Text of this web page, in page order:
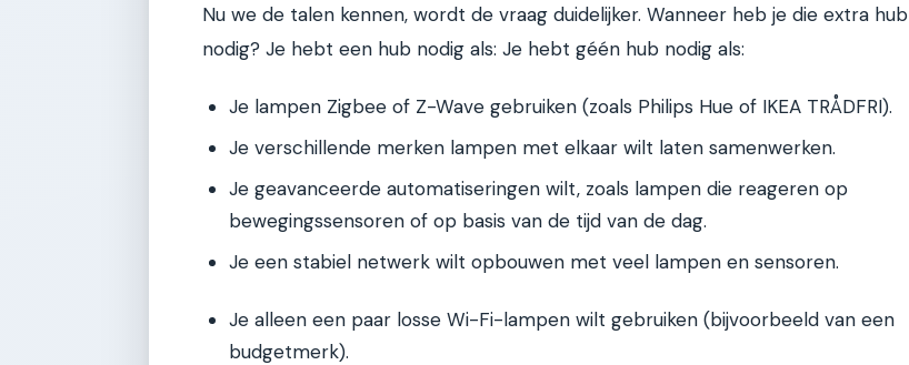
Nu we de talen kennen, wordt de vraag duidelijker. Wanneer heb je die extra hub
nodig? Je hebt een hub nodig als: Je hebt géén hub nodig als:
Je lampen Zigbee of Z-Wave gebruiken (zoals Philips Hue of IKEA TRÅDFRI).
Je verschillende merken lampen met elkaar wilt laten samenwerken.
Je geavanceerde automatiseringen wilt, zoals lampen die reageren op
bewegingssensoren of op basis van de tijd van de dag.
Je een stabiel netwerk wilt opbouwen met veel lampen en sensoren.
Je alleen een paar losse Wi-Fi-lampen wilt gebruiken (bijvoorbeeld van een
budgetmerk).